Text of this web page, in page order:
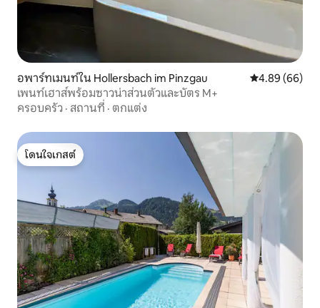
อพาร์ทเมนท์ใน Hollersbach im Pinzgau คะแนนเฉลี่ย
4.89 (66)
เพนท์เฮาส์พร้อมซาวน่าส่วนตัวและบัตร M+
ครอบครัว · สถานที่ · ตกแต่ง
โดนใจเกสต์
โดนใจเกสต์